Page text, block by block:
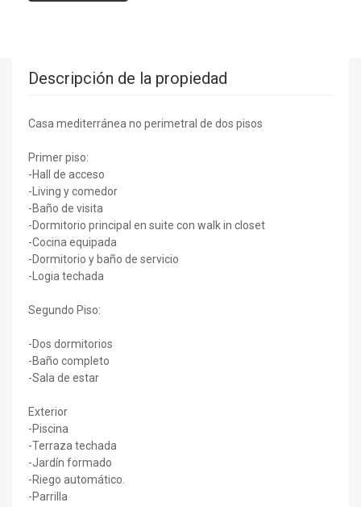
Descripción de la propiedad
Casa mediterránea no perimetral de dos pisos
Primer piso:
-Hall de acceso
-Living y comedor
-Baño de visita
-Dormitorio principal en suite con walk in closet
-Cocina equipada
-Dormitorio y baño de servicio
-Logia techada
Segundo Piso:
-Dos dormitorios
-Baño completo
-Sala de estar
Exterior
-Piscina
-Terraza techada
-Jardín formado
-Riego automático.
-Parrilla